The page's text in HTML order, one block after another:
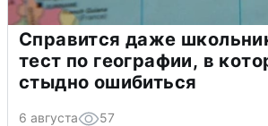
Справится даже
тест по географии, в
стыдно ошибиться
6 августа 57